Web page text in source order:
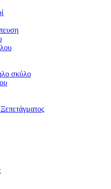
σκύλο